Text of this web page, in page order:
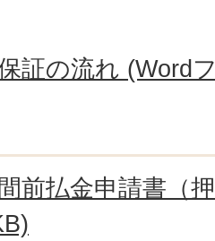
証の流れ (Word
前払金申請書（